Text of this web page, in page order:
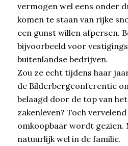
vermogen wel eens onder
komen te staan van rijke
een gunst willen afpersen.
bijvoorbeeld voor
buitenlandse bedrijven.
Zou ze echt tijdens haar
de Bilderbergconferentie
belaagd door de top van
zakenleven? Toch
omkoopbaar wordt gezien.
natuurlijk wel in de familie.